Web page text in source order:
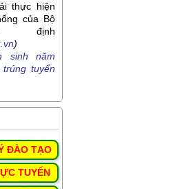
thực hiện
của Bộ
định
)
sinh năm
tuyển
ĐÀO TẠO
TUYẾN